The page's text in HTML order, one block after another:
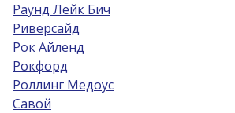
Раунд Лейк Бич
Риверсайд
Рок Айленд
Рокфорд
Роллинг Медоус
Савой